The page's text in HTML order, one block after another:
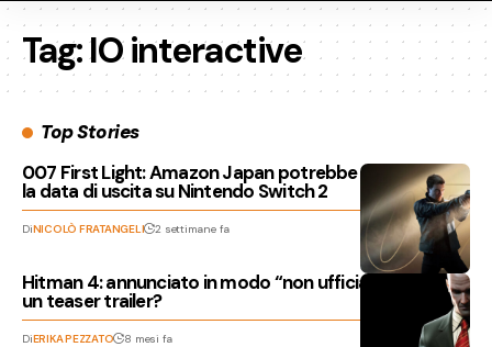
Tag:IO interactive
Top Stories
007 First Light: Amazon Japan potrebbe aver svelato
la data di uscita su Nintendo Switch 2
DiNICOLÒ FRATANGELI 2 settimane fa
Hitman 4: annunciato in modo “non ufficiale”: presto
un teaser trailer?
DiERIKA PEZZATO 8 mesi fa